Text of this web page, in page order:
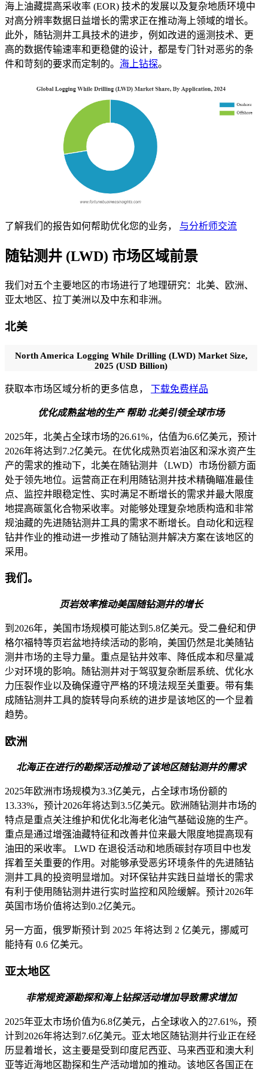
海上油藏提高采收率 (EOR) 技术的发展以及复杂地质环境中
对高分辨率数据日益增长的需求正在推动海上领域的增长。
此外，随钻测井工具技术的进步，例如改进的遥测技术、更
高的数据传输速率和更稳健的设计，都是专门针对恶劣的条
件和苛刻的要求而定制的。 海上钻探。
了解我们的报告如何帮助优化您的业务， 与分析师交流
随钻测井 (LWD) 市场区域前景
我们对五个主要地区的市场进行了地理研究：北美、欧洲、
亚太地区、拉丁美洲以及中东和非洲。
北美
North America Logging While Drilling (LWD) Market Size,
2025 (USD Billion)
获取本市场区域分析的更多信息， 下载免费样品
优化成熟盆地的生产 帮助 北美引领全球市场
2025年，北美占全球市场的26.61%，估值为6.6亿美元，预计
2026年将达到7.2亿美元。在优化成熟页岩油区和深水资产生
产的需求的推动下，北美在随钻测井（LWD）市场份额方面
处于领先地位。运营商正在利用随钻测井技术精确瞄准最佳
点、监控井眼稳定性、实时满足不断增长的需求并最大限度
地提高碳氢化合物采收率。对能够处理复杂地质构造和非常
规油藏的先进随钻测井工具的需求不断增长。自动化和远程
钻井作业的推动进一步推动了随钻测井解决方案在该地区的
采用。
我们。
页岩效率推动美国随钻测井的增长
到2026年，美国市场规模可能达到5.8亿美元。受二叠纪和伊
格尔福特等页岩盆地持续活动的影响，美国仍然是北美随钻
测井市场的主导力量。重点是钻井效率、降低成本和尽量减
少对环境的影响。随钻测井对于驾驭复杂断层系统、优化水
力压裂作业以及确保遵守严格的环境法规至关重要。带有集
成随钻测井工具的旋转导向系统的进步是该地区的一个显着
趋势。
欧洲
北海正在进行的勘探活动推动了该地区随钻测井的需求
2025年欧洲市场规模为3.3亿美元，占全球市场份额的
13.33%，预计2026年将达到3.5亿美元。欧洲随钻测井市场的
特点是重点关注维护和优化北海老化油气基础设施的生产。
重点是通过增强油藏特征和改善井位来最大限度地提高现有
油田的采收率。 LWD 在退役活动和地质碳封存项目中也发
挥着至关重要的作用。对能够承受恶劣环境条件的先进随钻
测井工具的投资明显增加。对环保钻井实践日益增长的需求
有利于使用随钻测井进行实时监控和风险缓解。预计2026年
英国市场价值将达到0.2亿美元。
另一方面，俄罗斯预计到 2025 年将达到 2 亿美元，挪威可
能持有 0.6 亿美元。
亚太地区
非常规资源勘探和海上钻探活动增加导致需求增加
2025年亚太市场价值为6.8亿美元，占全球收入的27.61%，预
计到2026年将达到7.6亿美元。亚太地区随钻测井行业正在经
历显着增长，这主要是受到印度尼西亚、马来西亚和澳大利
亚等近海地区勘探和生产活动增加的推动。该地区各国正在